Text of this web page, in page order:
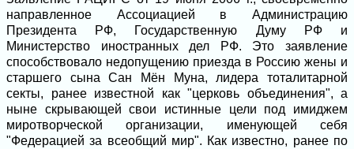
направленное Ассоциацией в Администрацию
Президента РФ, Государственную Думу РФ и
Министерство иностранных дел РФ. Это заявление
способствовало недопущению приезда в Россию жены и
старшего сына Сан Мён Муна, лидера тоталитарной
секты, ранее известной как "церковь объединения", а
ныне скрывающей свои истинные цели под имиджем
миротворческой организации, именующей себя
"Федерацией за всеобщий мир". Как известно, ранее по